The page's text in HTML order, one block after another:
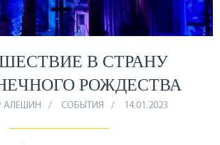
В СТРАНУ
РОЖДЕСТВА
АЛЕШИН СОБЫТИЯ 14.01.2023